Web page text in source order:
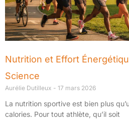
Nutrition et Effort
Science
Aurélie Dutilleux 17 mars 2026
La nutrition sportive est bien plus
calories. Pour tout athlète, qu’il soit